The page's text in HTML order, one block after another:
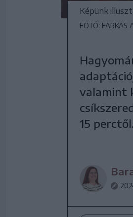
Képünk
FOTÓ: FARKAS
valamint
15 perctől.